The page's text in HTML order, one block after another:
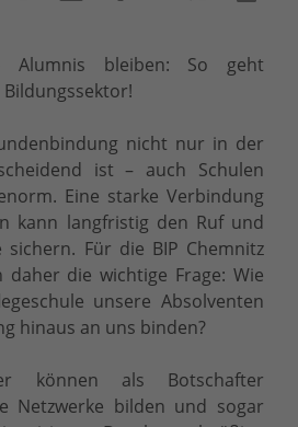
Alumnis bleiben: So geht
nicht nur in der
ist – auch Schulen
Eine starke Verbindung
kann langfristig den Ruf und
sichern. Für die BIP Chemnitz
daher die wichtige Frage: Wie
unsere Absolventen
hinaus an uns binden?
können als Botschafter
Netzwerke bilden und sogar